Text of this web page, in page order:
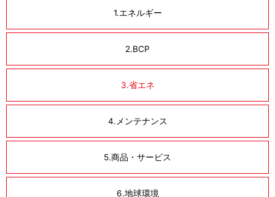
1.エネルギー
2.BCP
3.省エネ
4.メンテナンス
5.商品・サービス
6.地球環境